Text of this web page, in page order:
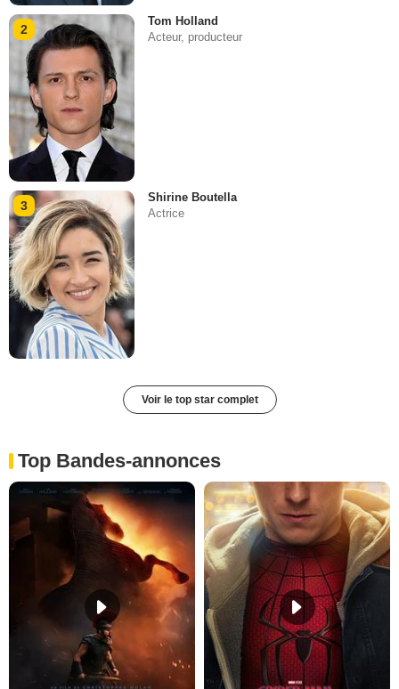
2
Tom Holland
Acteur, producteur
3
Shirine Boutella
Actrice
Voir le top star complet
Top Bandes-annonces